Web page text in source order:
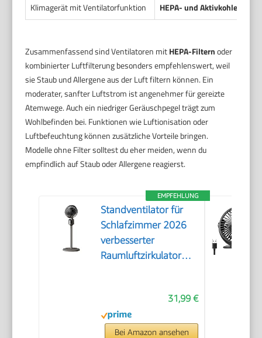
Klimagerät mit Ventilatorfunktion
HEPA- und Aktivkohlefilter
Zusammenfassend sind Ventilatoren mitHEPA-Filternoder
kombinierter Luftfilterung besonders empfehlenswert, weil
sie Staub und Allergene aus der Luft filtern können. Ein
moderater, sanfter Luftstrom ist angenehmer für gereizte
Atemwege. Auch ein niedriger Geräuschpegel trägt zum
Wohlbefinden bei. Funktionen wie Luftionisation oder
Luftbefeuchtung können zusätzliche Vorteile bringen.
Modelle ohne Filter solltest du eher meiden, wenn du
empfindlich auf Staub oder Allergene reagierst.
EMPFEHLUNG
Standventilator für
Schlafzimmer 2026
verbesserter
Raumluftzirkulator
oszillierendem
Standfuß
31,99 €
Bei Amazon ansehen